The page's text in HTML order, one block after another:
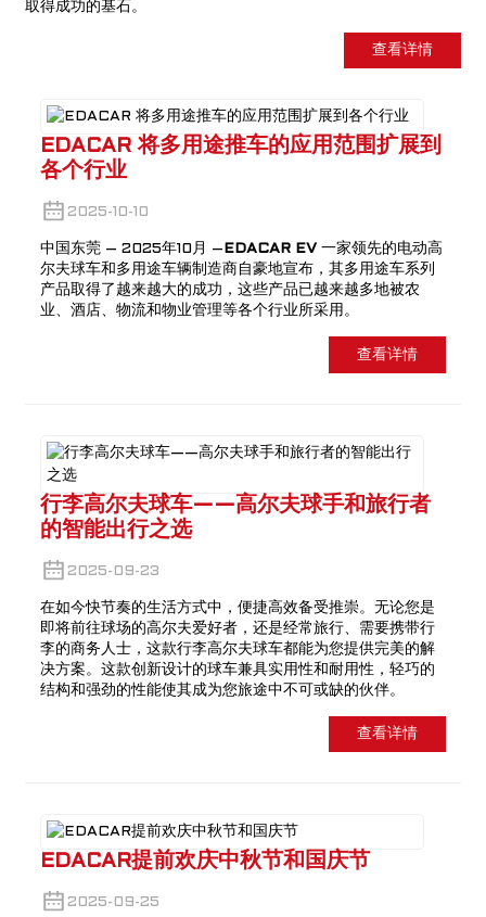
取得成功的基石。
查看详情
EDACAR 将多用途推车的应用范围扩展到
各个行业
2025-10-10
中国东莞 – 2025年10月 – EDACAR EV一家领先的电动高
尔夫球车和多用途车辆制造商自豪地宣布，其多用途车系列
产品取得了越来越大的成功，这些产品已越来越多地被农
业、酒店、物流和物业管理等各个行业所采用。
查看详情
行李高尔夫球车——高尔夫球手和旅行者
的智能出行之选
2025-09-23
在如今快节奏的生活方式中，便捷高效备受推崇。无论您是
即将前往球场的高尔夫爱好者，还是经常旅行、需要携带行
李的商务人士，这款行李高尔夫球车都能为您提供完美的解
决方案。这款创新设计的球车兼具实用性和耐用性，轻巧的
结构和强劲的性能使其成为您旅途中不可或缺的伙伴。
查看详情
EDACAR提前欢庆中秋节和国庆节
2025-09-25